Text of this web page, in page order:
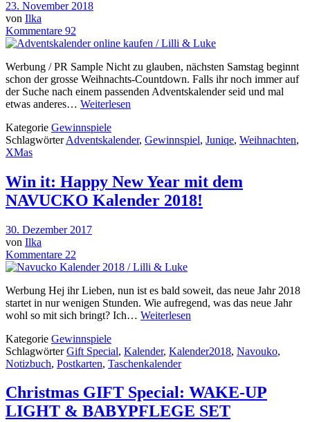
23. November 2018
von Ilka
Kommentare 92
Werbung / PR Sample Nicht zu glauben, nächsten Samstag beginnt
schon der grosse Weihnachts-Countdown. Falls ihr noch immer auf
der Suche nach einem passenden Adventskalender seid und mal
etwas anderes… Weiterlesen
Kategorie Gewinnspiele
SchlagwörterAdventskalender, Gewinnspiel, Juniqe, Weihnachten,
XMas
Win it: Happy New Year mit dem
NAVUCKO Kalender 2018!
30. Dezember 2017
von Ilka
Kommentare 22
Werbung Hej ihr Lieben, nun ist es bald soweit, das neue Jahr 2018
startet in nur wenigen Stunden. Wie aufregend, was das neue Jahr
wohl so mit sich bringt? Ich… Weiterlesen
Kategorie Gewinnspiele
SchlagwörterGift Special, Kalender, Kalender2018, Navouko,
Notizbuch, Postkarten, Taschenkalender
Christmas GIFT Special: WAKE-UP
LIGHT & BABYPFLEGE SET